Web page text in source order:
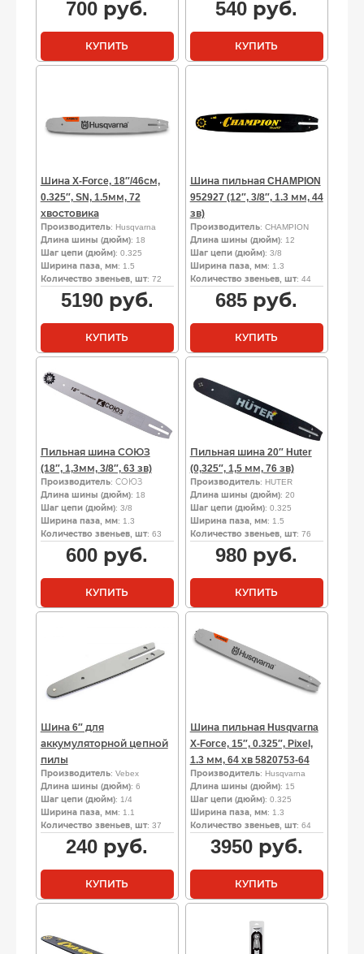
700 руб.
КУПИТЬ
540 руб.
КУПИТЬ
Шина X-Force, 18″/46см,
0.325″, SN, 1.5мм, 72
хвостовика
Производитель: Husqvarna
Длина шины (дюйм): 18
Шаг цепи (дюйм): 0.325
Ширина паза, мм: 1.5
Количество звеньев, шт: 72
5190руб.
КУПИТЬ
Шина пильная CHAMPION
952927 (12″, 3/8″, 1.3 мм, 44
зв)
Производитель: CHAMPION
Длина шины (дюйм): 12
Шаг цепи (дюйм): 3/8
Ширина паза, мм: 1.3
Количество звеньев, шт: 44
685 руб.
КУПИТЬ
Пильная шина СОЮЗ
(18″, 1,3мм, 3/8″, 63 зв)
Производитель: СОЮЗ
Длина шины (дюйм): 18
Шаг цепи (дюйм): 3/8
Ширина паза, мм: 1.3
Количество звеньев, шт: 63
600 руб.
КУПИТЬ
Пильная шина 20″ Huter
(0,325″, 1,5 мм, 76 зв)
Производитель: HUTER
Длина шины (дюйм): 20
Шаг цепи (дюйм): 0.325
Ширина паза, мм: 1.5
Количество звеньев, шт: 76
980 руб.
КУПИТЬ
Шина 6″ для
аккумуляторной цепной
пилы
Производитель: Vebex
Длина шины (дюйм): 6
Шаг цепи (дюйм): 1/4
Ширина паза, мм: 1.1
Количество звеньев, шт: 37
240 руб.
КУПИТЬ
Шина пильная Husqvarna
X-Force, 15″, 0.325″, Pixel,
1.3 мм, 64 хв 5820753-64
Производитель: Husqvarna
Длина шины (дюйм): 15
Шаг цепи (дюйм): 0.325
Ширина паза, мм: 1.3
Количество звеньев, шт: 64
3950руб.
КУПИТЬ